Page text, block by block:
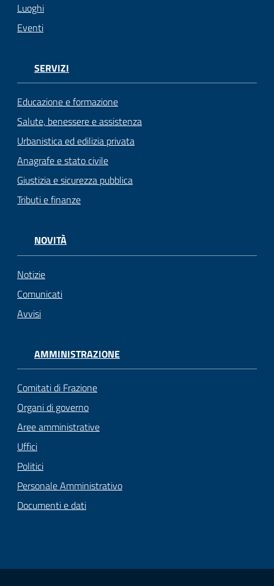
Luoghi
Eventi
SERVIZI
Educazione e formazione
Salute, benessere e assistenza
Urbanistica ed edilizia privata
Anagrafe e stato civile
Giustizia e sicurezza pubblica
Tributi e finanze
NOVITÀ
Notizie
Comunicati
Avvisi
AMMINISTRAZIONE
Comitati di Frazione
Organi di governo
Aree amministrative
Uffici
Politici
Personale Amministrativo
Documenti e dati